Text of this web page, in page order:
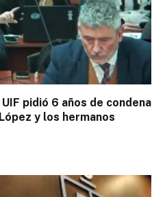
pidió 6 años de condena
y los hermanos